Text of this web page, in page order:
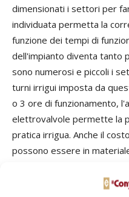
dimensionati i settori per
individuata permetta la
funzione dei tempi di
dell'impianto diventa tanto
sono numerosi e piccoli i
turni irrigui imposta da
o 3 ore di funzionamento,
elettrovalvole permette la
pratica irrigua. Anche il
possono essere in
hanno incidenze di costo